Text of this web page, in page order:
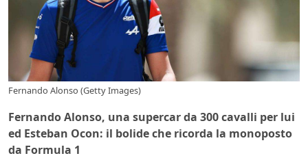
Fernando Alonso (Getty Images)
Fernando Alonso, una supercar da 300 cavalli per lui
ed Esteban Ocon: il bolide che ricorda la monoposto
da Formula 1